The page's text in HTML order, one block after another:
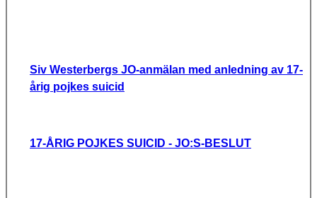
Siv Westerbergs JO-anmälan med anledning av 17-
årig pojkes suicid
17-ÅRIG POJKES SUICID - JO:S-BESLUT